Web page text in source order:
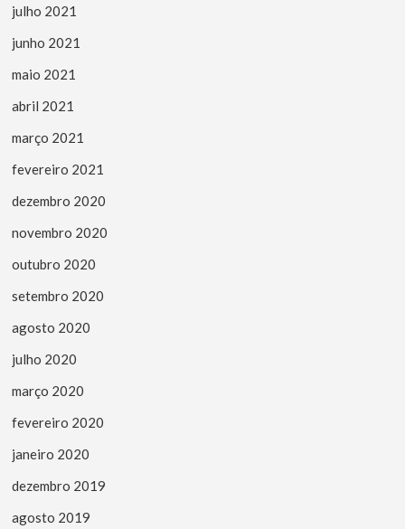
julho 2021
junho 2021
maio 2021
abril 2021
março 2021
fevereiro 2021
dezembro 2020
novembro 2020
outubro 2020
setembro 2020
agosto 2020
julho 2020
março 2020
fevereiro 2020
janeiro 2020
dezembro 2019
agosto 2019